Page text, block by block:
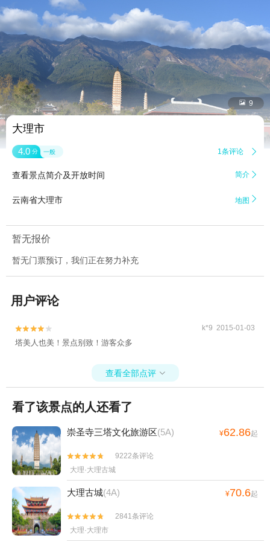
 9
大理市
4.0 分 一般 1条评论 
查看景点简介及开放时间 简介 
云南省大理市 地图 
暂无报价
暂无门票预订，我们正在努力补充
用户评论

 k*9 2015-01-03
塔美人也美！景点别致！游客众多
查看全部点评 
看了该景点的人还看了
崇圣寺三塔文化旅游区(5A) ¥62.86起


9222条评论
大理·大理古城
大理古城(4A) ¥70.6起


2841条评论
大理·大理市
